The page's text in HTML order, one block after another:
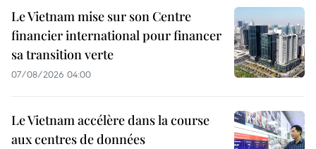
Le Vietnam mise sur son Centre
financier international pour financer
sa transition verte
07/08/2026 04:00
Le Vietnam accélère dans la course
aux centres de données